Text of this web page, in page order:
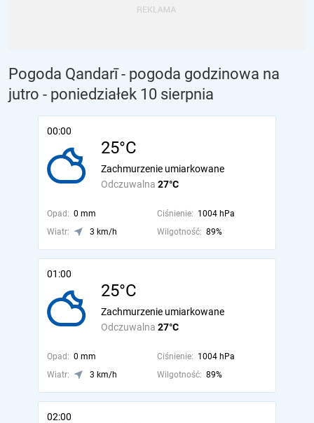
Pogoda Qandarī - pogoda godzinowa na
jutro - poniedziałek 10 sierpnia
00:00
25°C
Odczuwalna 27°C
Zachmurzenie umiarkowane
Opad: 0 mm Ciśnienie: 1004 hPa
Wiatr:
3 km/h Wilgotność: 89%
01:00
25°C
Odczuwalna 27°C
Zachmurzenie umiarkowane
Opad: 0 mm Ciśnienie: 1004 hPa
Wiatr:
3 km/h Wilgotność: 89%
02:00